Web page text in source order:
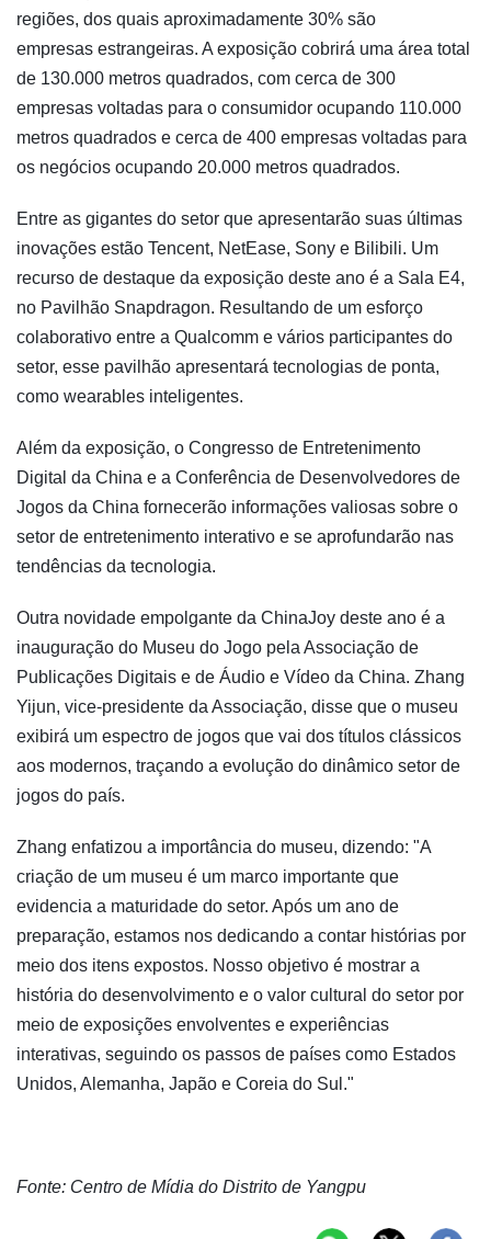
regiões, dos quais aproximadamente 30% são
empresas estrangeiras. A exposição cobrirá uma área total
de 130.000 metros quadrados, com cerca de 300
empresas voltadas para o consumidor ocupando 110.000
metros quadrados e cerca de 400 empresas voltadas para
os negócios ocupando 20.000 metros quadrados.
Entre as gigantes do setor que apresentarão suas últimas
inovações estão Tencent, NetEase, Sony e Bilibili. Um
recurso de destaque da exposição deste ano é a Sala E4,
no Pavilhão Snapdragon. Resultando de um esforço
colaborativo entre a Qualcomm e vários participantes do
setor, esse pavilhão apresentará tecnologias de ponta,
como wearables inteligentes.
Além da exposição, o Congresso de Entretenimento
Digital da China e a Conferência de Desenvolvedores de
Jogos da China fornecerão informações valiosas sobre o
setor de entretenimento interativo e se aprofundarão nas
tendências da tecnologia.
Outra novidade empolgante da ChinaJoy deste ano é a
inauguração do Museu do Jogo pela Associação de
Publicações Digitais e de Áudio e Vídeo da China. Zhang
Yijun, vice-presidente da Associação, disse que o museu
exibirá um espectro de jogos que vai dos títulos clássicos
aos modernos, traçando a evolução do dinâmico setor de
jogos do país.
Zhang enfatizou a importância do museu, dizendo: "A
criação de um museu é um marco importante que
evidencia a maturidade do setor. Após um ano de
preparação, estamos nos dedicando a contar histórias por
meio dos itens expostos. Nosso objetivo é mostrar a
história do desenvolvimento e o valor cultural do setor por
meio de exposições envolventes e experiências
interativas, seguindo os passos de países como Estados
Unidos, Alemanha, Japão e Coreia do Sul."
Fonte: Centro de Mídia do Distrito de Yangpu